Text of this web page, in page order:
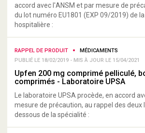
accord avec l'ANSM et par mesure de
du lot numéro EU1801 (EXP 09/2019) de
hospitalière :
RAPPEL DE PRODUIT
MÉDICAMENTS
PUBLIÉ LE 18/02/2019 - MIS À JOUR LE 15/04/2021
Upfen 200 mg comprimé pelliculé,
comprimés - Laboratoire UPSA
Le laboratoire UPSA procède, en accord
mesure de précaution, au rappel des deux
dessous de la spécialité :